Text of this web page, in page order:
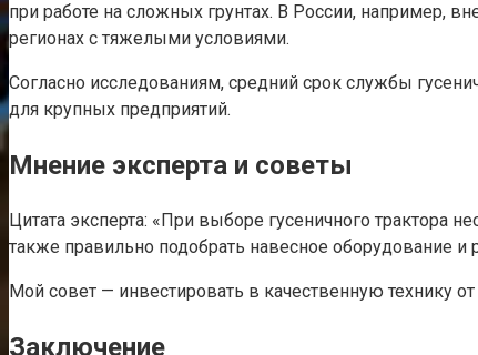
при работе на сложных грунтах. В России, например,
регионах с тяжелыми условиями.
Согласно исследованиям, средний срок службы
для крупных предприятий.
Мнение эксперта и советы
Цитата эксперта: «При выборе гусеничного трактора
также правильно подобрать навесное оборудование и
Мой совет — инвестировать в качественную технику
Заключение